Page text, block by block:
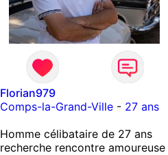
Florian979
Comps-la-Grand-Ville- 27 ans
Homme célibataire de 27 ans
recherche rencontre amoureuse